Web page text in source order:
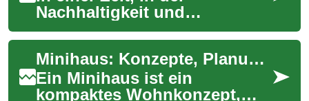
Nachhaltigkeit und
Minimalismus immer
wichtiger werden, gewinnen
Tiny Houses zunehmend an
Popul...
Minihaus: Konzepte, Planung und nachhaltiges Wohnen
Ein Minihaus ist ein
kompaktes Wohnkonzept,